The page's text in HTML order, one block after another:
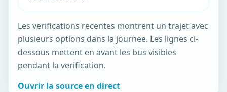
Les verifications recentes montrent un trajet avec
plusieurs options dans la journee. Les lignes ci-
dessous mettent en avant les bus visibles
pendant la verification.
Ouvrir la source en direct